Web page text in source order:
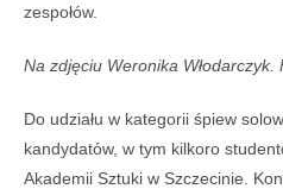
zespołów.
Na zdjęciu Weronika
Do udziału w kategorii śpiew
kandydatów, w tym kilkoro
Akademii Sztuki w Szczecinie.